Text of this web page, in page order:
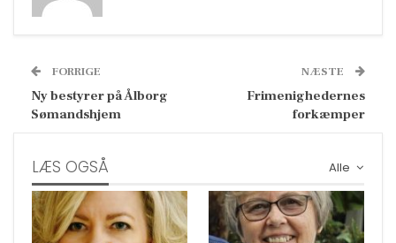
FORRIGE
Ny bestyrer på Ålborg
Sømandshjem
NÆSTE
Frimenighedernes
forkæmper
Alle
LÆS OGSÅ